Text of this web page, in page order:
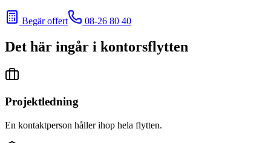
Begär offert 08-26 80 40
Det här ingår i kontorsflytten
Projektledning
En kontaktperson håller ihop hela flytten.